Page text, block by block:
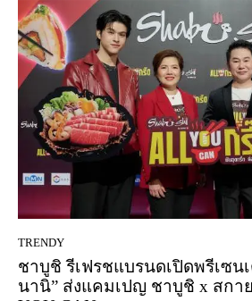
TRENDY
ชาบูชิ รีเฟรชแบรนดเปิดพรีเซน
นานิ” ส่งแคมเปญ ชาบูชิ x สกา